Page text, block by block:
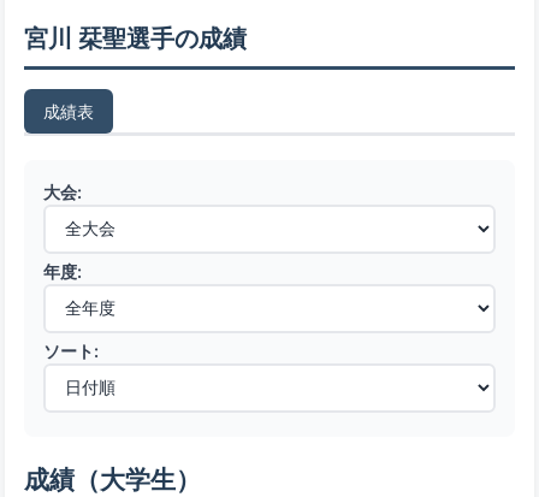
宮川 栞聖選手の成績
成績表
大会:
年度:
ソート:
成績（大学生）